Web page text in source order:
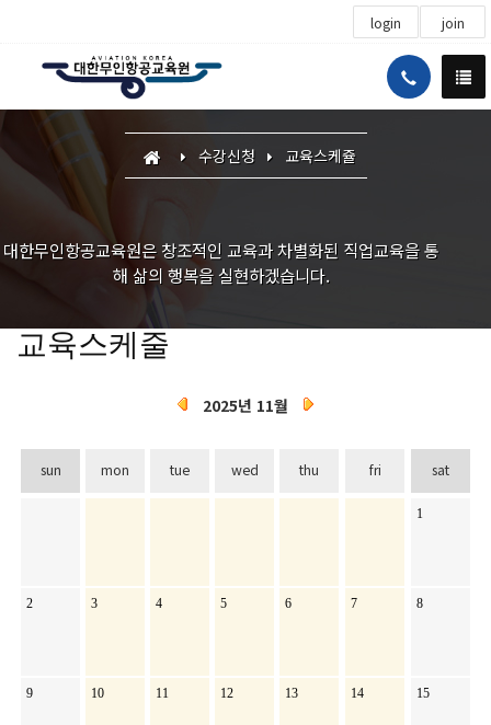
login join
수강신청 교육스케쥴
대한무인항공교육원은 창조적인 교육과 차별화된 직업교육을 통
해 삶의 행복을 실현하겠습니다.
교육스케줄
2025년 11월
sun mon tue wed thu fri sat
1
2 3 4 5 6 7 8
9 10 11 12 13 14 15